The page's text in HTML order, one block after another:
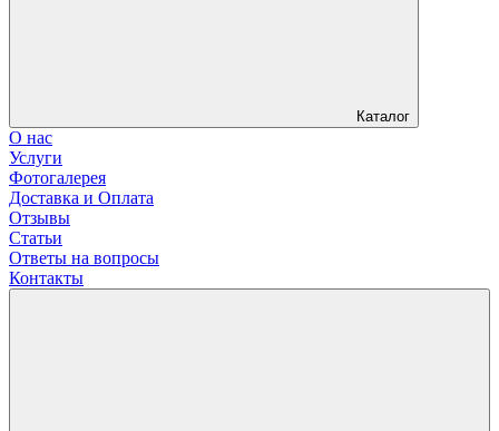
Каталог
О нас
Услуги
Фотогалерея
Доставка и Оплата
Отзывы
Статьи
Ответы на вопросы
Контакты